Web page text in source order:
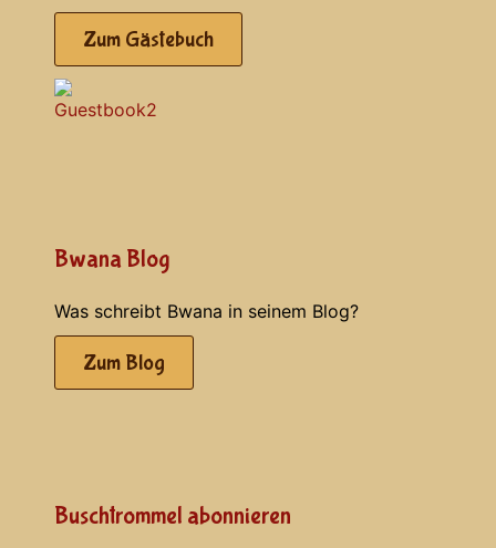
Zum Gästebuch
Bwana Blog
Was schreibt Bwana in seinem Blog?
Zum Blog
Buschtrommel abonnieren